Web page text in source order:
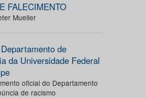
FALECIMENTO
Mueller
de
da Universidade Federal
oficial do Departamento
de racismo